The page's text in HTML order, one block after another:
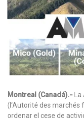
Montreal (Canadá).-
(l’Autorité des marchés
ordenar el cese de